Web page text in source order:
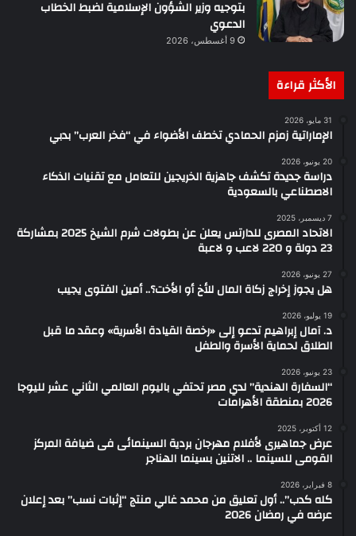
بتوجيه وزير الشؤون الإسلامية لضبط الخطاب
الدعوي
9 أغسطس، 2026
الأكثر قراءة
31 مايو، 2026
الإماراتية زمزم الحمادي تخطف الأضواء في “فخر العرب” بدبي
20 يونيو، 2026
دراسة جديدة تكشف جاهزية الخريجين للتعامل مع تقنيات الذكاء
الاصطناعي بالسعودية
7 ديسمبر، 2025
الاتحاد المصرى للدارتس يعلن عن بطولات شرم الشيخ 2025 بمشاركة
23 دولة و 220 لاعب و لاعبة
27 يونيو، 2026
هل يجوز إخراج زكاة المال للأخ أو الأخت؟.. أمين الفتوى يجيب
19 يوليو، 2026
د. آمال إبراهيم تدعو إلى «رخصة القيادة الأسرية» وعقد ما قبل
الطلاق لحماية الأسرة والطفل
23 يونيو، 2026
“السفارة الهندية” لدي مصر تحتفي باليوم العالمي الثاني عشر لليوجا
2026 بمنطقة الأهرامات
12 أكتوبر، 2025
عرض جماهيرى لأفلام مهرجان بردية السينمائى فى ضيافة المركز
القومى للسينما .. الاتنين بسينما الهناجر
8 فبراير، 2026
كله كدب”.. أول تعليق من محمد غالي منتج “إثبات نسب” بعد إعلان
عرضه في رمضان 2026